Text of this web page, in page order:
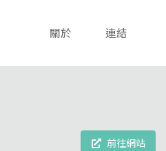
關於 連結
前往網站